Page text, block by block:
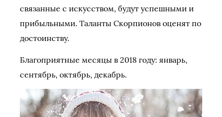
связанные с искусством, будут успешными и
прибыльными. Таланты Скорпионов оценят по
достоинству.
Благоприятные месяцы в 2018 году: январь,
сентябрь, октябрь, декабрь.